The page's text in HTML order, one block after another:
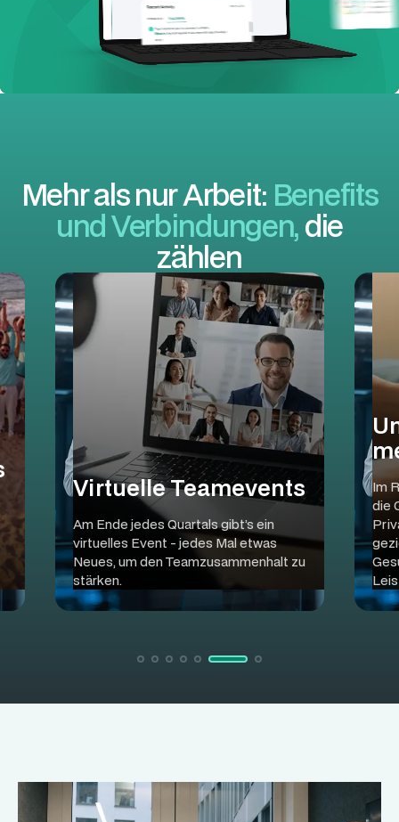
Mehr als nur Arbeit: Benefits
undVerbindungen,die
zählen
Virtuelle Teamevents
Am Ende jedes Quartals gibt’s ein
virtuelles Event - jedes Mal etwas
Neues, um den Teamzusammenhalt zu
stärken.
Im
die